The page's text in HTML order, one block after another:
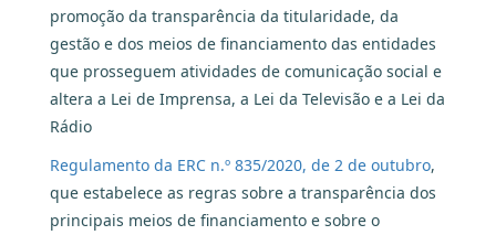
promoção da transparência da titularidade, da
gestão e dos meios de financiamento das entidades
que prosseguem atividades de comunicação social e
altera a Lei de Imprensa, a Lei da Televisão e a Lei da
Rádio
Regulamento da ERC n.º 835/2020, de 2 de outubro,
que estabelece as regras sobre a transparência dos
principais meios de financiamento e sobre o